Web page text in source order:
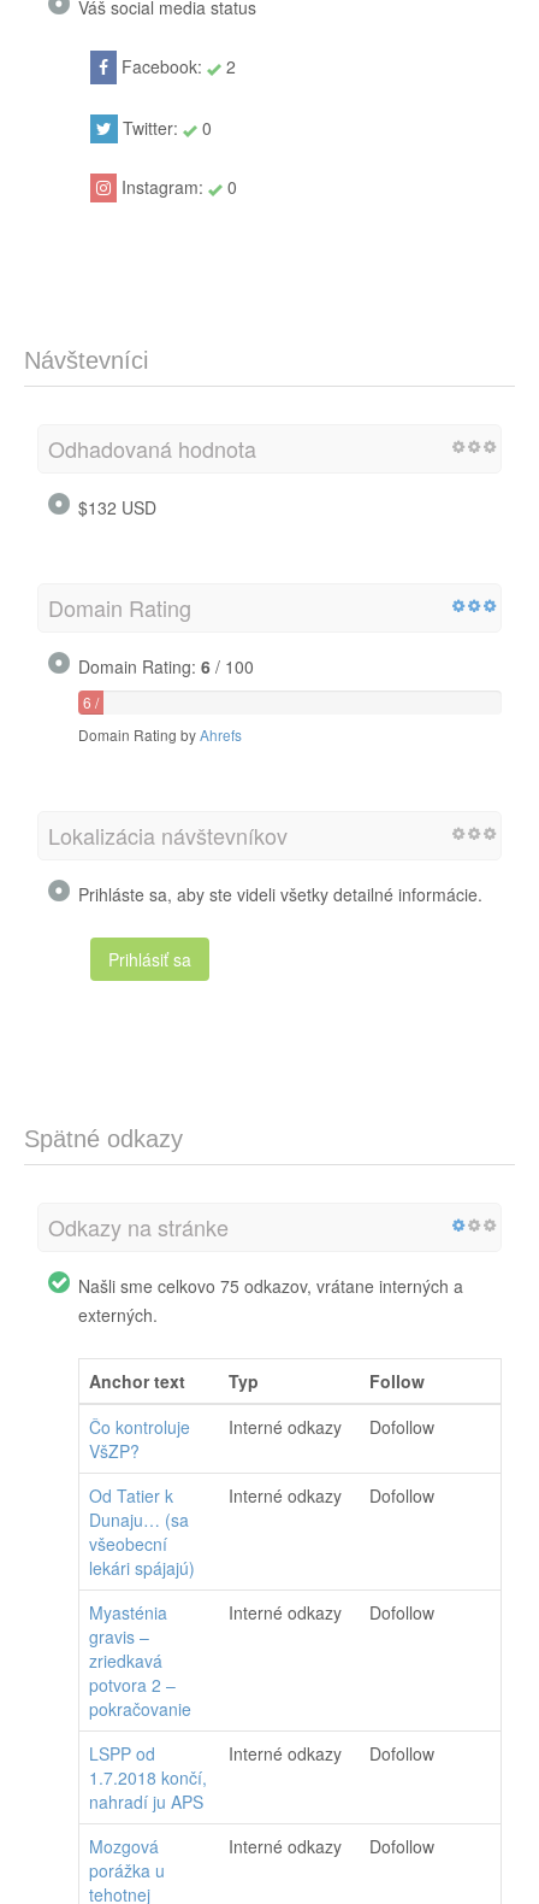
Váš social media status
Facebook: 2
Twitter: 0
Instagram: 0
Návštevníci
Odhadovaná hodnota
$132 USD
Domain Rating
Domain Rating: 6 / 100
6 /
100
Domain Rating byAhrefs
Lokalizácia návštevníkov
Prihláste sa, aby ste videli všetky detailné informácie.
Prihlásiť sa
Spätné odkazy
Odkazy na stránke
Našli sme celkovo 75 odkazov, vrátane interných a
externých.
Anchor text Typ
Follow
Čo kontroluje
VšZP?
Interné odkazy Dofollow
Od Tatier k
Dunaju… (sa
všeobecní
lekári spájajú)
Interné odkazy Dofollow
Myasténia
gravis –
zriedkavá
potvora 2 –
pokračovanie
Interné odkazy Dofollow
LSPP od
1.7.2018 končí,
nahradí ju APS
Interné odkazy Dofollow
Mozgová
porážka u
tehotnej
Interné odkazy Dofollow